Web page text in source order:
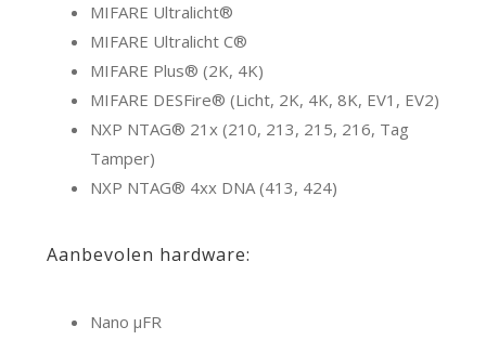
MIFARE Ultralicht®
MIFARE Ultralicht C®
MIFARE Plus® (2K, 4K)
MIFARE DESFire® (Licht, 2K, 4K, 8K, EV1, EV2)
NXP NTAG® 21x (210, 213, 215, 216, Tag
Tamper)
NXP NTAG® 4xx DNA (413, 424)
Aanbevolen hardware:
Nano μFR